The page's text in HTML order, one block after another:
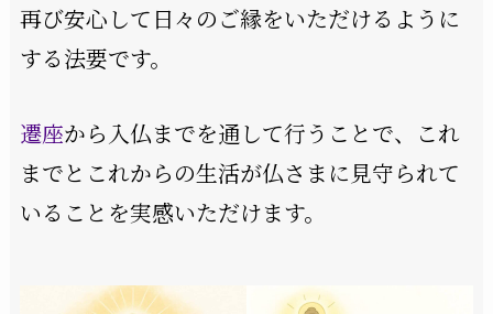
再び安心して日々のご縁をいただけるように
する法要です。
遷座から入仏までを通して行うことで、これ
までとこれからの生活が仏さまに見守られて
いることを実感いただけます。